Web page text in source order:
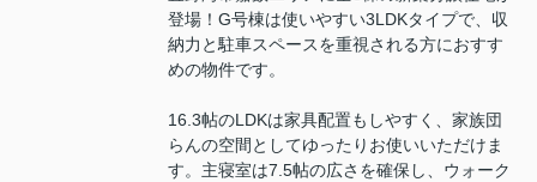
登場！G号棟は使いやすい3LDKタイプで、収
納力と駐車スペースを重視される方におすす
めの物件です。
16.3帖のLDKは家具配置もしやすく、家族団
らんの空間としてゆったりお使いいただけま
す。主寝室は7.5帖の広さを確保し、ウォーク